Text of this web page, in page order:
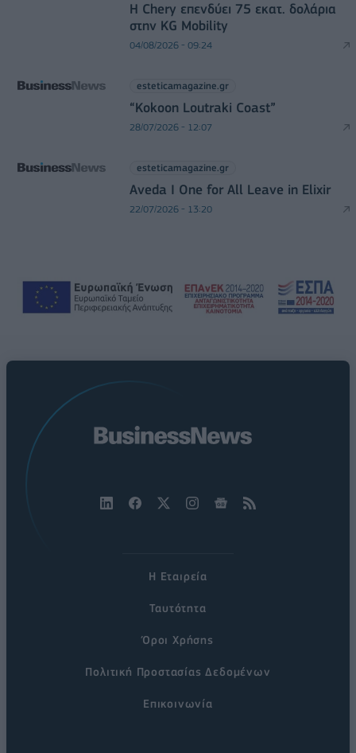
Η Chery επενδύει 75 εκατ. δολάρια
στην KG Mobility
04/08/2026 - 09:24
esteticamagazine.gr
“Kokoon Loutraki Coast”
28/07/2026 - 12:07
esteticamagazine.gr
Aveda I One for All Leave in Elixir
22/07/2026 - 13:20
Η Εταιρεία
Ταυτότητα
Όροι Χρήσης
Πολιτική Προστασίας Δεδομένων
Επικοινωνία